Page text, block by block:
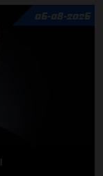
06-08-2026